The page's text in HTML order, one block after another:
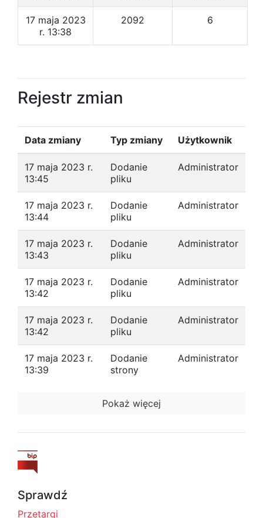
17 maja 2023
r. 13:38
2092 6
Rejestr zmian
Data zmiany Typ zmiany Użytkownik
17 maja 2023 r.
13:45
Dodanie
pliku
Administrator
17 maja 2023 r.
13:44
Dodanie
pliku
Administrator
17 maja 2023 r.
13:43
Dodanie
pliku
Administrator
17 maja 2023 r.
13:42
Dodanie
pliku
Administrator
17 maja 2023 r.
13:42
Dodanie
pliku
Administrator
17 maja 2023 r.
13:39
Dodanie
strony
Administrator
Pokaż więcej
Sprawdź
Przetargi